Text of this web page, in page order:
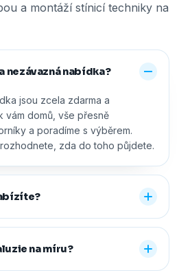
a montáží stínicí techniky na
nezávazná nabídka?
jsou zcela zdarma a
vám domů, vše přesně
a poradíme s výběrem.
zda do toho půjdete.
stínění na míru: rolety den a
látkové a termo rolety, vertikální,
žaluzie a sítě proti
pro běžná, střešní i atypická
na míru?